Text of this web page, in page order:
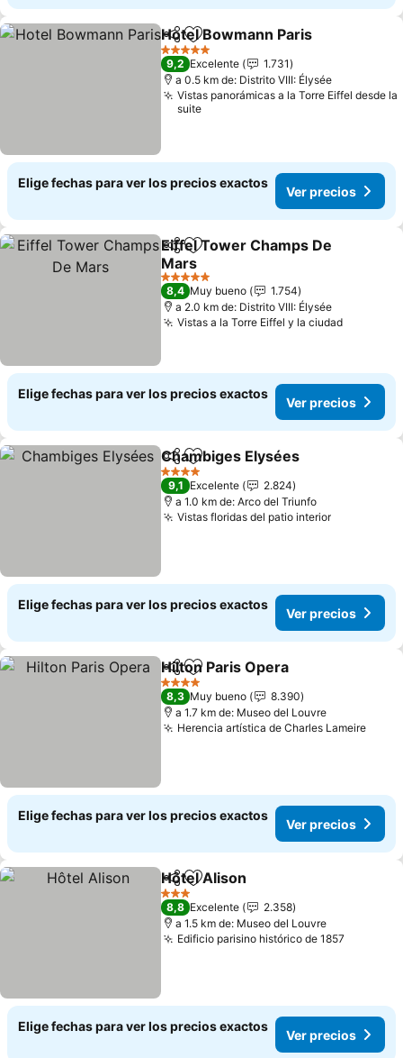
CompartirAgregar a favoritos
Hotel Bowmann Paris
5 Estrellas
9,2 Excelente
1.731
a 0.5 km de: Distrito VIII: Élysée
Vistas panorámicas a la Torre Eiffel desde la
suite
Elige fechas para ver los precios exactos
Ver precios
CompartirAgregar a favoritos
Eiffel Tower Champs De
Mars
Ver precios
5 Estrellas
8,4 Muy bueno
1.754
a 2.0 km de: Distrito VIII: Élysée
Vistas a la Torre Eiffel y la ciudadVer
Elige fechas para ver los precios exactos
Ver precios
CompartirAgregar a favoritos
Chambiges Elysées
4 Estrellas
9,1 Excelente
2.824
a 1.0 km de: Arco del Triunfo
Vistas floridas del patio interiorVer
Elige fechas para ver los precios exactos
Ver precios
CompartirAgregar a favoritos
Hilton Paris Opera
4 Estrellas
8,3 Muy bueno
8.390
a 1.7 km de: Museo del Louvre
Herencia artística de Charles LameireVer
Elige fechas para ver los precios exactos
Ver precios
CompartirAgregar a favoritos
Hôtel Alison
3 Estrellas
8,8 Excelente
2.358
a 1.5 km de: Museo del Louvre
Edificio parisino histórico de 1857
Elige fechas para ver los precios exactos
Ver precios